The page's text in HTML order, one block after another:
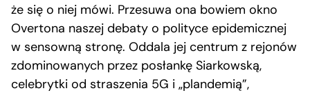
że się o niej mówi. Przesuwa ona bowiem okno
Overtona naszej debaty o polityce epidemicznej
w sensowną stronę. Oddala jej centrum z rejonów
zdominowanych przez posłankę Siarkowską,
celebrytki od straszenia 5G i „plandemią”,